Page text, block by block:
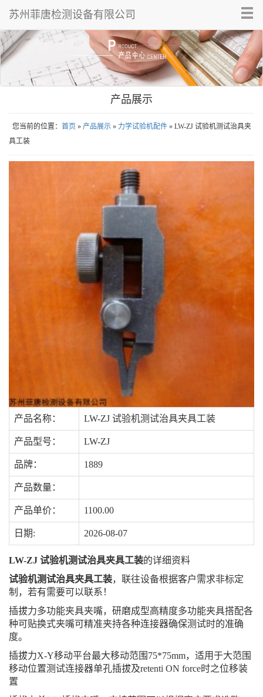
苏州菲唐检测设备有限公司
产品展示
您当前的位置： 首页 » 产品展示 » 力学试验机配件 » LW-ZJ 试验机测试治具夹
具工装
产品名称： LW-ZJ 试验机测试治具夹具工装
产品型号： LW-ZJ
品牌： 1889
产品数量：
产品单价： 1100.00
日期: 2026-08-07
LW-ZJ 试验机测试治具夹具工装的详细资料
试验机测试治具夹具工装，联往设备根据客户需求非标定
制，若有需要可以联系！
插拔力多功能夹具夹嘴，研磨成型高精度多功能夹具搭配各
种可贴换式夹嘴可精准夹持各种连接器确保测试时的准确
度。
插拔力X-Y移动平台最大移动范围75*75mm，适用于大范围
移动位置测试连接器单孔插拔及retenti ON force时之位移装
置